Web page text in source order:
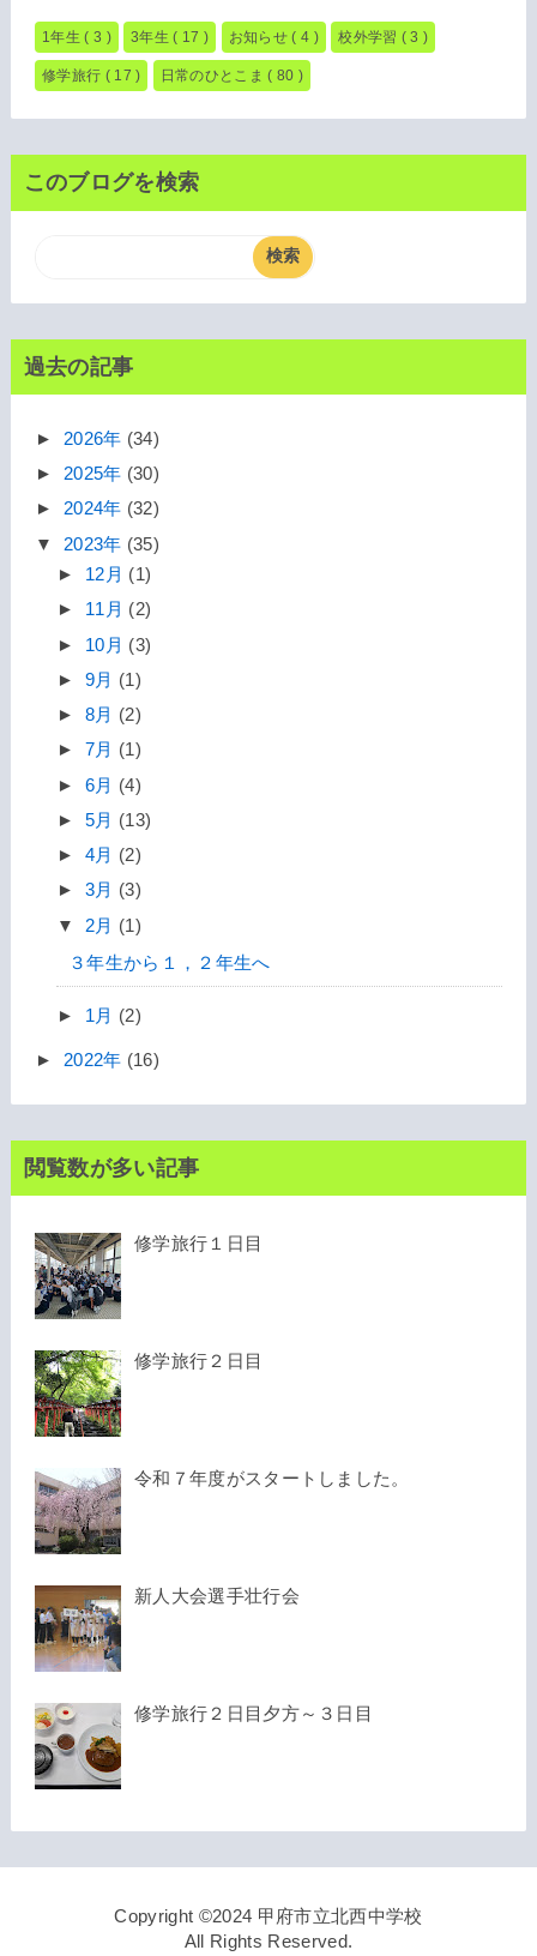
1年生( 3 ) 3年生( 17 ) お知らせ( 4 ) 校外学習 ( 3 )
修学旅行 ( 17 ) 日常のひとこま( 80 )
このブログを検索
過去の記事
► 2026年 (34)
► 2025年 (30)
► 2024年 (32)
▼ 2023年 (35)
► 12月 (1)
► 11月 (2)
► 10月 (3)
► 9月 (1)
► 8月 (2)
► 7月 (1)
► 6月 (4)
► 5月 (13)
► 4月 (2)
► 3月 (3)
▼ 2月 (1)
３年生から１，２年生へ
► 1月 (2)
► 2022年 (16)
閲覧数が多い記事
修学旅行１日目
修学旅行２日目
令和７年度がスタートしました。
新人大会選手壮行会
修学旅行２日目夕方～３日目
Copyright ©2024 甲府市立北西中学校
All Rights Reserved.